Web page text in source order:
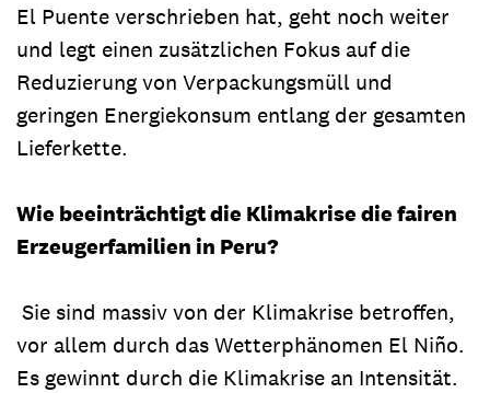
El Puente verschrieben hat, geht noch weiter
und legt einen zusätzlichen Fokus auf die
Reduzierung von Verpackungsmüll und
geringen Energiekonsum entlang der gesamten
Lieferkette.
Wie beeinträchtigt die Klimakrise die fairen
Erzeugerfamilien in Peru?
Sie sind massiv von der Klimakrise betroffen,
vor allem durch das Wetterphänomen El Niño.
Es gewinnt durch die Klimakrise an Intensität.